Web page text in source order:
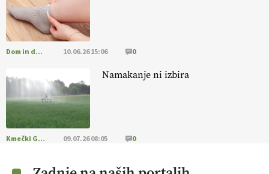
Dom in družina 10.06.26 15:06 0
Namakanje ni izbira
Kmečki Glas 09.07.26 08:05 0